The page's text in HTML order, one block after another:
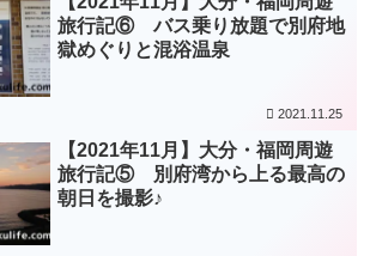
旅行記⑥ バス乗り放題で別府地
獄めぐりと混浴温泉
2021.11.25
【2021年11月】大分・福岡周遊
旅行記⑤ 別府湾から上る最高の
朝日を撮影♪